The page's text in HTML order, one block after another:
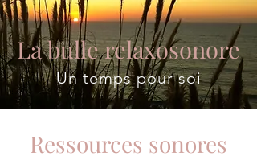
La bulle relaxosonore
Un temps pour soi
Ressources sonores